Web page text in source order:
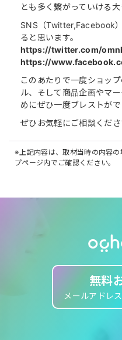
とも多く繋がっていける
SNS（Twitter,Facebook
ると思います。
https://twitter.com/
https://
このあたりで一度ショッ
ル、そして商品企画やマ
めにぜひ一度ブレストがで
ぜひお気軽にご相談くださ
※上記内容は、取材当時の内容
プページ内でご確認ください。
無料
メールアドレ